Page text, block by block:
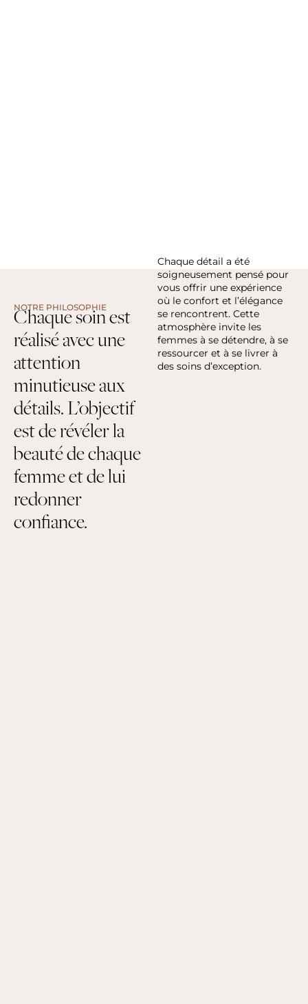
NOTRE PHILOSOPHIE
Chaque soin est
réalisé avec une
attention
minutieuse aux
détails. L’objectif
est de révéler la
beauté de chaque
femme et de lui
redonner
confiance.
Chaque détail a été
soigneusement pensé pour
vous offrir une expérience
où le confort et l’élégance
se rencontrent. Cette
atmosphère invite les
femmes à se détendre, à se
ressourcer et à se livrer à
des soins d’exception.